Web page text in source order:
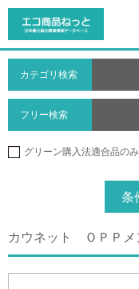
カテゴリ検索
フリー検索
グリーン購入法適合品の
条
カウネット ＯＰＰ